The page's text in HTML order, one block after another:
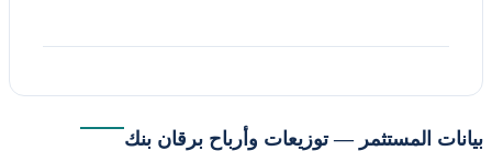
بيانات المستثمر — توزيعات وأرباح برقان بنك